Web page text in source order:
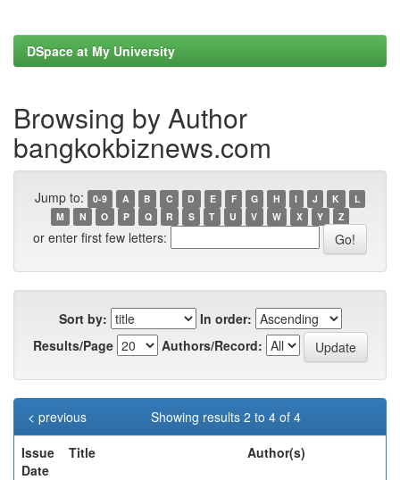
DSpace at My University
Browsing by Author
bangkokbiznews.com
Jump to: 0-9 A B C D E F G H I J K
L
M
N O P Q R S T U V W X Y Z
or enter first few letters:
Sort by:
In order:
Results/Page
Authors/Record:
Showing results 2 to 4 of 4
< previous
Issue
Date
Title Author(s)